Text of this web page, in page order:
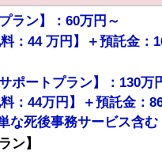
ラン】：60万円～
：44 万円】＋預託金：
ポートプラン】：130万
：44万円】＋預託金：
な死後事務サービス含む
ン】